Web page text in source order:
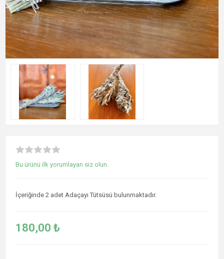
Bu ürünü ilk yorumlayan siz olun.
İçeriğinde 2 adet Adaçayı Tütsüsü bulunmaktadır.
180,00 ₺